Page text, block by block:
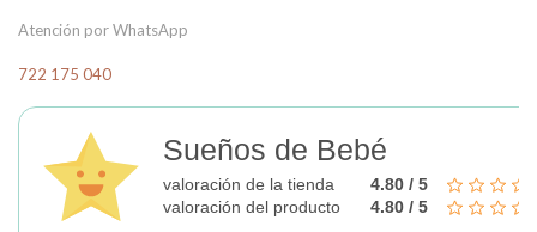
Atención por WhatsApp
722 175 040
Sueños de Bebé
valoración de la tienda
4.80 / 5
valoración del producto
4.80 / 5